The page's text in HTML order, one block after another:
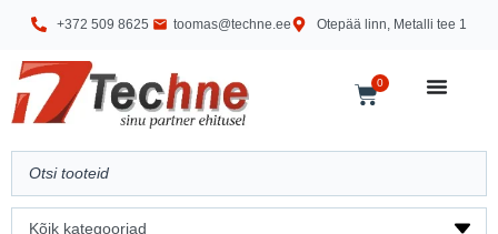
+372 509 8625 toomas@techne.ee Otepää linn, Metalli tee 1
0